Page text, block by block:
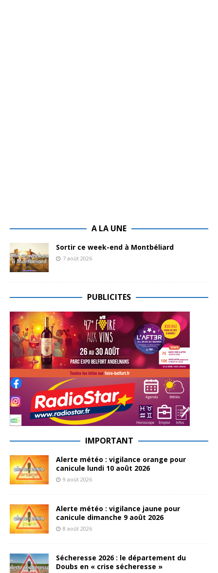
A LA UNE
Sortir ce week-end à Montbéliard
7 août 2026
PUBLICITES
IMPORTANT
Alerte météo : vigilance orange pour
canicule lundi 10 août 2026
9 août 2026
Alerte météo : vigilance jaune pour
canicule dimanche 9 août 2026
8 août 2026
Sécheresse 2026 : le département du
Doubs en « crise sécheresse »